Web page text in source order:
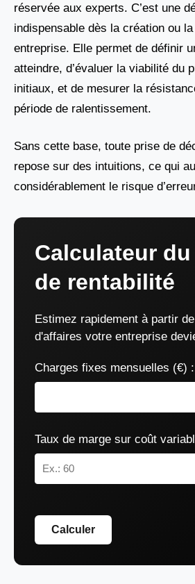
réservée aux experts. C’est une
indispensable dès la création ou la
entreprise. Elle permet de définir
atteindre, d’évaluer la viabilité du
initiaux, et de mesurer la
période de ralentissement.
Sans cette base, toute prise de
repose sur des intuitions, ce qui
considérablement le risque
Calculateur
de rentabilité
Estimez rapidement à partir
d'affaires votre entreprise
Charges fixes mensuelles (€) :
Taux de marge sur coût
Calculer